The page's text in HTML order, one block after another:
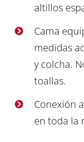
altillos
Cama
medidas
y colcha.
toallas.
Conexión
en toda la